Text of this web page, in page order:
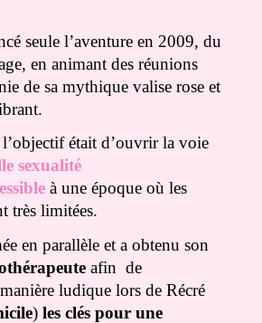
seule l’aventure en 2009, du
en animant des réunions
de sa mythique valise rose et
était d’ouvrir la voie
sexualité
à une époque où les
très limitées.
en parallèle et a obtenu son
afin de
ludique lors de Récré
)les clés pour une